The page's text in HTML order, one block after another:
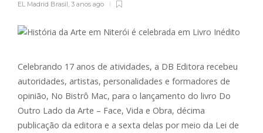
EL Madrid Brasil, 3 anos ago
Celebrando 17 anos de atividades, a DB Editora recebeu
autoridades, artistas, personalidades e formadores de
opinião, No Bistrô Mac, para o lançamento do livro Do
Outro Lado da Arte – Face, Vida e Obra, décima
publicação da editora e a sexta delas por meio da Lei de